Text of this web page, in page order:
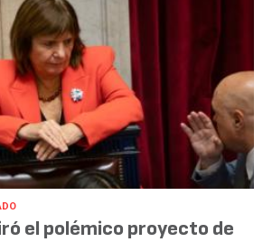
el polémico proyecto de